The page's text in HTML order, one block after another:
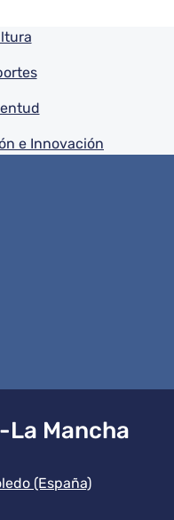
e Innovación
Mancha
(España)